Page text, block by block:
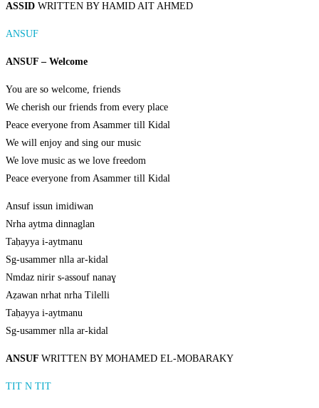
ASSID WRITTEN BY HAMID AIT AHMED
ANSUF
ANSUF – Welcome
You are so welcome, friends
We cherish our friends from every place
Peace everyone from Asammer till Kidal
We will enjoy and sing our music
We love music as we love freedom
Peace everyone from Asammer till Kidal
Ansuf issun imidiwan
Nrha aytma dinnaglan
Taḥayya i-aytmanu
Sg-usammer nlla ar-kidal
Nmdaz nirir s-assouf nanaɣ
Aẓawan nrhat nrha Tilelli
Taḥayya i-aytmanu
Sg-usammer nlla ar-kidal
ANSUF WRITTEN BY MOHAMED EL-MOBARAKY
TIT N TIT